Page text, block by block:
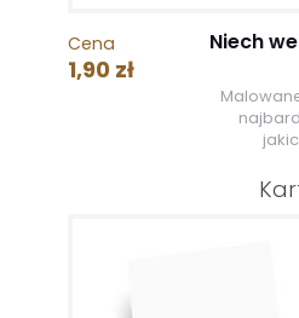
Cena
1,90 zł
Niech